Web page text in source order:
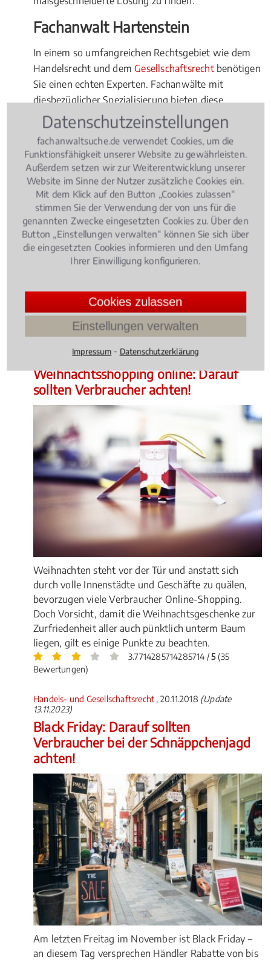
Fachanwalt Hartenstein
In einem so umfangreichen Rechtsgebiet wie dem
Handelsrecht und demGesellschaftsrechtbenötigen
Sie einen echten Experten. Fachanwälte mit
diesbezüglicher Spezialisierung bieten diese
Expertise. Entscheiden Sie sich immer für einen
Fachanwalt in oder bei Hartenstein. So haben Sie
kurze Wege, ob in die Kanzlei, zum gemeinsamen
Schlichtungstermin oder bei einem
Gerichtsverfahren. Denn verhandelt wird in aller
Regel am Gericht in nächster Nähe. Entscheiden Sie
sich deshalb für einen Fachanwalt für Handelsrecht
Gesellschaftsrecht in oder in der Nähe von
Hartenstein.
Rechtsbeiträge zu Handelsrecht
Gesellschaftsrecht
Handels- und Gesellschaftsrecht , 07.12.2015
16.12.2024)
Weihnachtsshopping online: Darauf
sollten Verbraucher achten!
Weihnachten steht vor der Tür und anstatt sich
durch volle Innenstädte und Geschäfte zu quälen,
bevorzugen viele Verbraucher Online-Shopping.
Doch Vorsicht, damit die Weihnachtsgeschenke zur
Zurfriedenheit aller auch pünktlich unterm Baum
liegen, gilt es einige Punkte zu beachten.
3.7714285714285714 /5(35
Bewertungen)
Handels- und Gesellschaftsrecht , 20.11.2018 (Update
13.11.2023)
Black Friday: Darauf sollten
Verbraucher bei der Schnäppchenjagd
achten!
Am letzten Freitag im November ist Black Friday –
an diesem Tag versprechen Händler Rabatte von bis
Datenschutzeinstellungen
fachanwaltsuche.de verwendet Cookies, um die
Funktionsfähigkeit unserer Website zu gewährleisten.
Außerdem setzen wir zur Weiterentwicklung unserer
Website im Sinne der Nutzer zusätzliche Cookies ein.
Mit dem Klick auf den Button „Cookies zulassen“
stimmen Sie der Verwendung der von uns für die
genannten Zwecke eingesetzten Cookies zu. Über den
Button „Einstellungen verwalten“ können Sie sich über
die eingesetzten Cookies informieren und den Umfang
Ihrer Einwilligung konfigurieren.
Cookies zulassen
Einstellungen verwalten
Impressum ⁃ Datenschutzerklärung